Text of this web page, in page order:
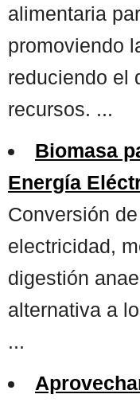
alimentaria
promoviendo
reduciendo el
recursos. ...
Biomasa
Energía
Conversión
electricidad,
digestión
alternativa a
...